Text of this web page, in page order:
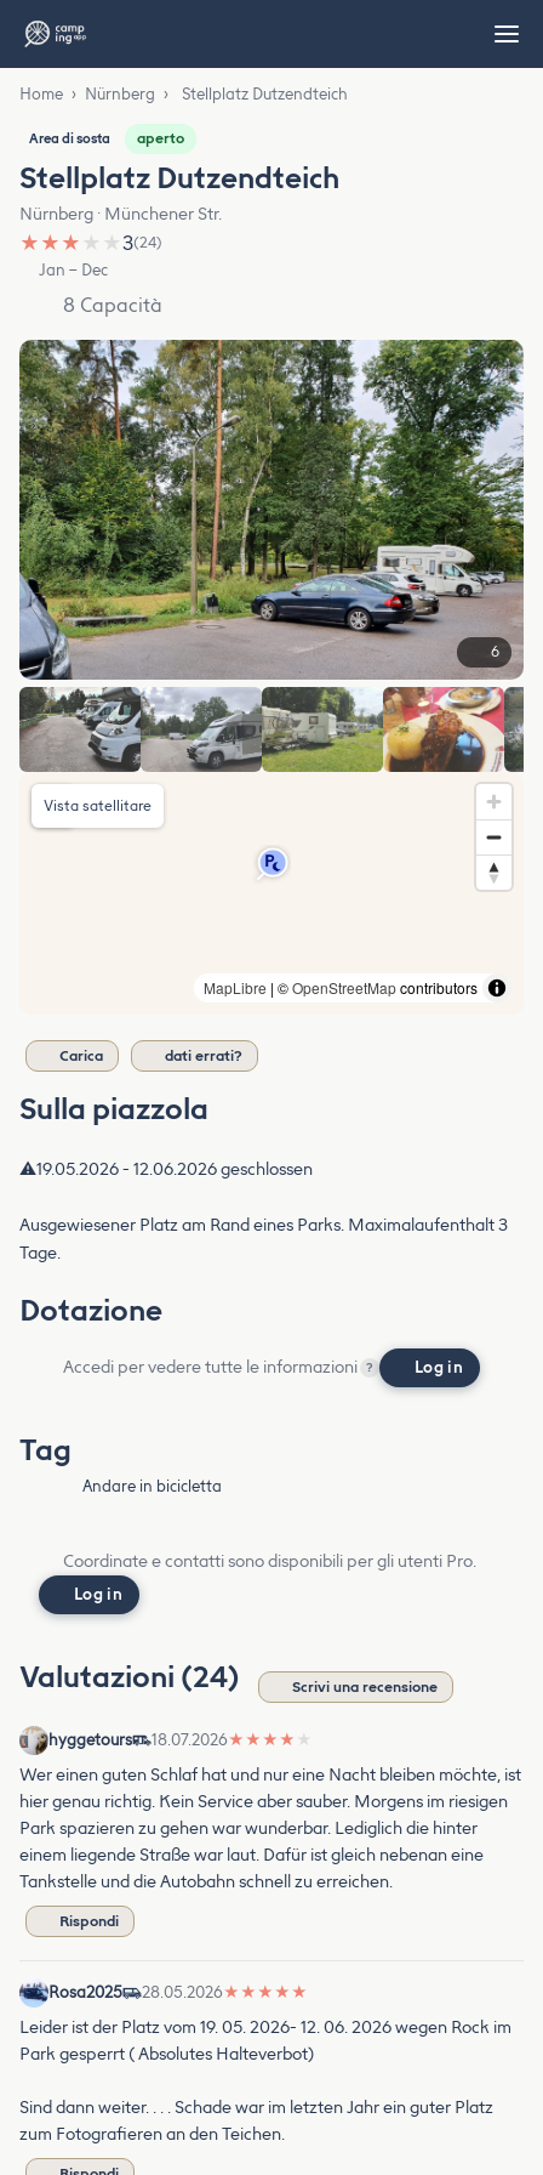
Home › Nürnberg › Stellplatz Dutzendteich
Area di sosta aperto
Stellplatz Dutzendteich
Nürnberg · Münchener Str.
★ ★ ★ ★ ★3(24)
Jan – Dec
8 Capacità
6
MapLibre | ©OpenStreetMapcontributors
Vista satellitare
Carica dati errati?
Sulla piazzola
⚠️19.05.2026 - 12.06.2026 geschlossen
Ausgewiesener Platz am Rand eines Parks. Maximalaufenthalt 3
Tage.
Dotazione
Accedi per vedere tutte le informazioni ? Log in
Tag
Andare in bicicletta
Coordinate e contatti sono disponibili per gli utenti Pro.
Log in
Valutazioni (24) Scrivi una recensione
hyggetours 18.07.2026★ ★ ★ ★ ★
Wer einen guten Schlaf hat und nur eine Nacht bleiben möchte, ist
hier genau richtig. Kein Service aber sauber. Morgens im riesigen
Park spazieren zu gehen war wunderbar. Lediglich die hinter
einem liegende Straße war laut. Dafür ist gleich nebenan eine
Tankstelle und die Autobahn schnell zu erreichen.
Rispondi
Rosa2025 28.05.2026★ ★ ★ ★ ★
Leider ist der Platz vom 19. 05. 2026- 12. 06. 2026 wegen Rock im
Park gesperrt ( Absolutes Halteverbot)
Sind dann weiter. . . . Schade war im letzten Jahr ein guter Platz
zum Fotografieren an den Teichen.